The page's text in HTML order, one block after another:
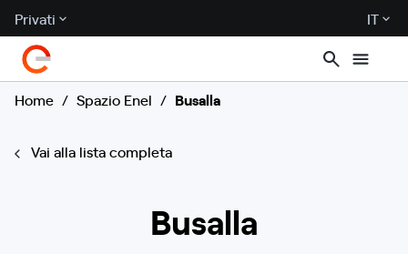
Privati IT
Home / Spazio Enel / Busalla
Vai alla lista completa
Busalla